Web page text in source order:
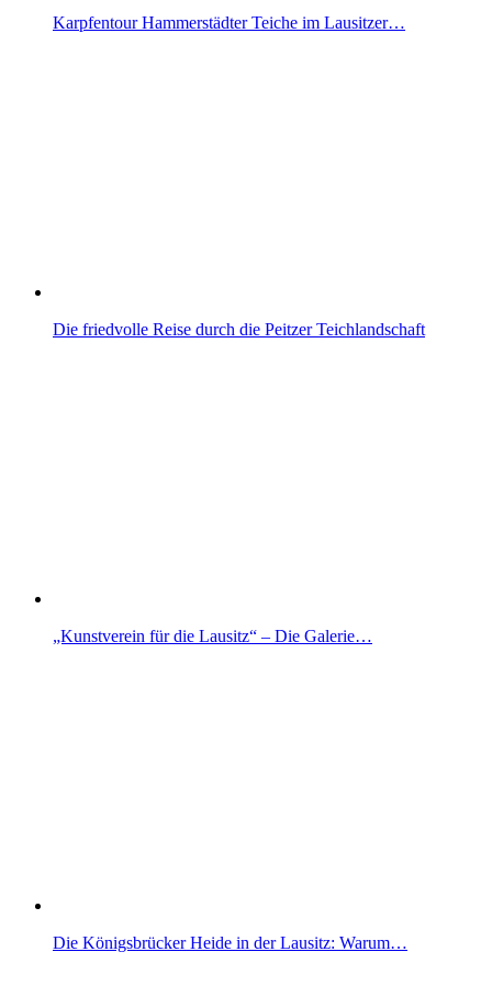
Karpfentour Hammerstädter Teiche im Lausitzer…
Die friedvolle Reise durch die Peitzer Teichlandschaft
„Kunstverein für die Lausitz“ – Die Galerie…
Die Königsbrücker Heide in der Lausitz: Warum…